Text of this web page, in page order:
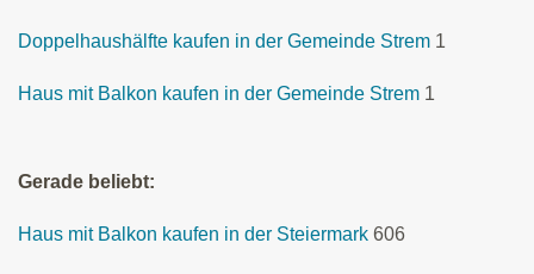
Doppelhaushälfte kaufen in der Gemeinde Strem 1
Haus mit Balkon kaufen in der Gemeinde Strem 1
Gerade beliebt:
Haus mit Balkon kaufen in der Steiermark 606